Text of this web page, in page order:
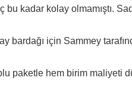
bu kadar kolay olmamıştı.
bardağı için Sammey
paketle hem birim maliyeti